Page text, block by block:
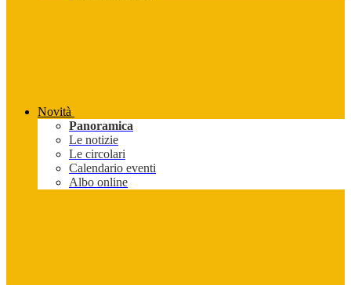
Novità
Panoramica
Le notizie
Le circolari
Calendario eventi
Albo online